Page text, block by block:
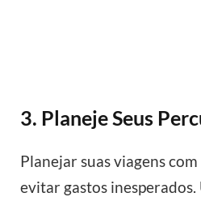
3. Planeje Seus
Planejar suas viagens
evitar gastos